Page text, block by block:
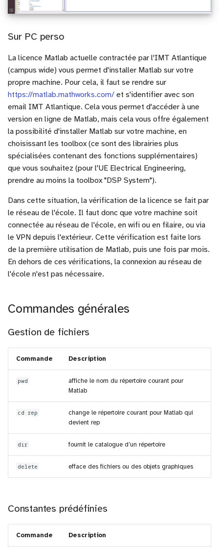
Sur PC perso
La licence Matlab actuelle contractée par l'IMT Atlantique
(campus wide) vous permet d'installer Matlab sur votre
propre machine. Pour cela, il faut se rendre sur
https://matlab.mathworks.com/ et s'identifier avec son
email IMT Atlantique. Cela vous permet d'accéder à une
version en ligne de Matlab, mais cela vous offre également
la possibilité d'installer Matlab sur votre machine, en
choisissant les toolbox (ce sont des librairies plus
spécialisées contenant des fonctions supplémentaires)
que vous souhaitez (pour l'UE Electrical Engineering,
prendre au moins la toolbox "DSP System").
Dans cette situation, la vérification de la licence se fait par
le réseau de l'école. Il faut donc que votre machine soit
connectée au réseau de l'école, en wifi ou en filaire, ou via
le VPN depuis l'extérieur. Cette vérification est faite lors
de la première utilisation de Matlab, puis une fois par mois.
En dehors de ces vérifications, la connexion au réseau de
l'école n'est pas nécessaire.
Commandes générales
Gestion de fichiers
Commande Description
pwd
affiche le nom du répertoire courant pour
Matlab
cd rep
change le répertoire courant pour Matlab qui
devient rep
dir fournit le catalogue d’un répertoire
delete efface des fichiers ou des objets graphiques
Constantes prédéfinies
Commande Description